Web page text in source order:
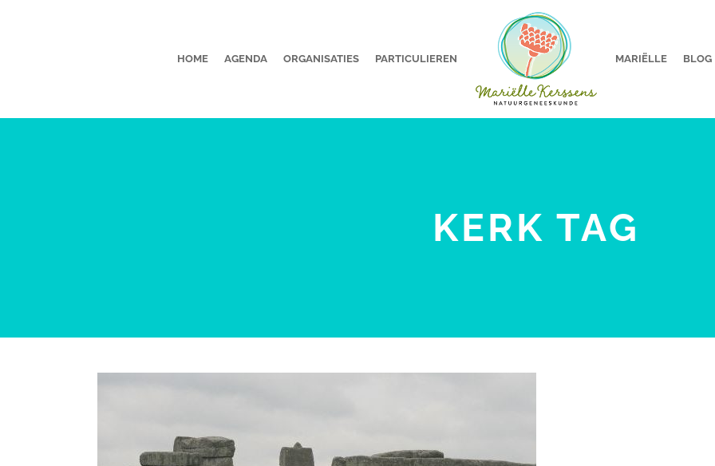
HOME AGENDA ORGANISATIES PARTICULIEREN MARIËLLE BLOG
KERK TAG